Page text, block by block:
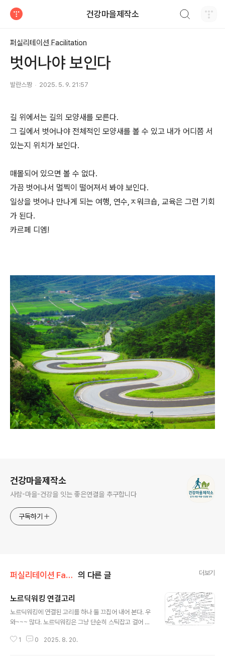
건강마을제작소
퍼실리테이션 Facilitation
벗어나야 보인다
발란스짱 2025. 5. 9. 21:57
길 위에서는 길의 모양새를 모른다.
그 길에서 벗어나야 전체적인 모양새를 볼 수 있고 내가 어디쯤 서
있는지 위치가 보인다.
매몰되어 있으면 볼 수 없다.
가끔 벗어나서 멀찍이 떨어져서 봐야 보인다.
일상을 벗어나 만나게 되는 여행, 연수,ㅈ워크숍, 교육은 그런 기회
가 된다.
카르페 디엠!
건강마을제작소
사람-마을-건강을 잇는 좋은연결을 추구합니다
구독하기
퍼실리테이션 Facilitation 의 다른 글 더보기
노르딕워킹 연결고리
노르딕워킹에 연결된 고리를 하나 둘 끄집어 내어 본다. 우
와~~~ 많다. 노르딕워킹은 그냥 단순히 스틱잡고 걸어 다
요인간의 관계에 대해 잘 알아야 한다. 그래야만 마스타가
1 0 2025. 8. 20.